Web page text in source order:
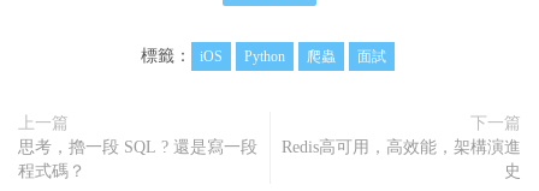
標籤： iOS Python 爬蟲 面試
上一篇
思考，擼一段 SQL ? 還是寫一段
程式碼？
下一篇
Redis高可用，高效能，架構演進
史